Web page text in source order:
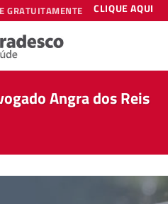
GRATUITAMENTE CLIQUE AQUI
Angra dos Reis